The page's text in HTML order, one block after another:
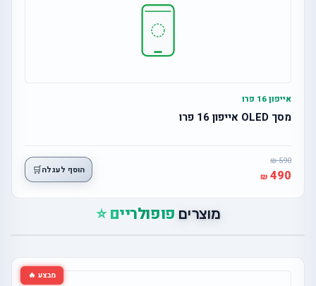
אייפון 16 פרו
מסך OLED אייפון 16 פרו
590
490 הוסף לעגלה🛒
מוצרים פופולריים ⭐
מבצע 🔥